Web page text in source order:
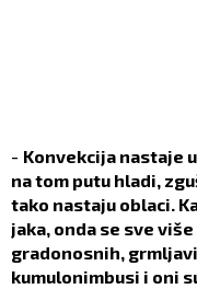
- Konvekcija nastaje
na tom putu hladi,
tako nastaju oblaci.
jaka, onda se sve
gradonosnih,
kumulonimbusi i oni